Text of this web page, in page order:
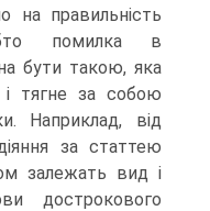
на правильність
помилка в
бути такою, яка
тягне за собою
Наприклад, від
діяння за статтею
залежать вид і
дострокового